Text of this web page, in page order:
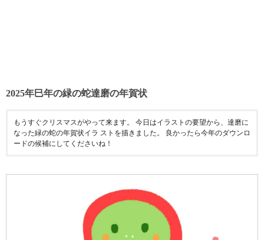
2025年巳年の緑の蛇達磨の年賀状
もうすぐクリスマスがやって来ます。 今日はイラストの要望から、達磨に
なった緑の蛇の年賀状イラ ストを描きました。 良かったら今年のダウンロ
ードの候補にしてくださいね！